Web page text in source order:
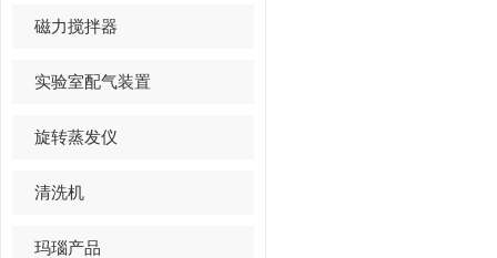
磁力搅拌器
实验室配气装置
旋转蒸发仪
清洗机
玛瑙产品